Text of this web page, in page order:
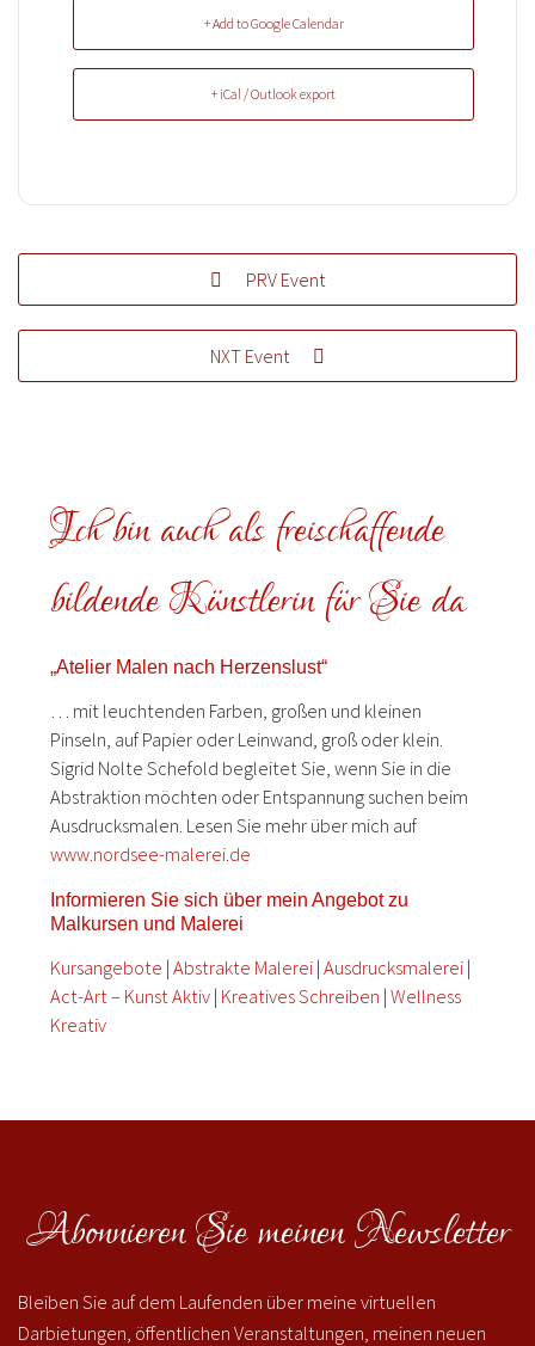
+ Add to Google Calendar
+ iCal / Outlook export
PRV Event
NXT Event
Ich bin auch als freischaffende
bildende Künstlerin für Sie da
„Atelier Malen nach Herzenslust“
… mit leuchtenden Farben, großen und kleinen
Pinseln, auf Papier oder Leinwand, groß oder klein.
Sigrid Nolte Schefold begleitet Sie, wenn Sie in die
Abstraktion möchten oder Entspannung suchen beim
Ausdrucksmalen. Lesen Sie mehr über mich auf
www.nordsee-malerei.de
Informieren Sie sich über mein Angebot zu
Malkursen und Malerei
Kursangebote |Abstrakte Malerei |Ausdrucksmalerei |
Act-Art – Kunst Aktiv | Kreatives Schreiben |Wellness
Kreativ
Abonnieren Sie meinen Newsletter
Bleiben Sie auf dem Laufenden über meine virtuellen
Darbietungen, öffentlichen Veranstaltungen, meinen neuen